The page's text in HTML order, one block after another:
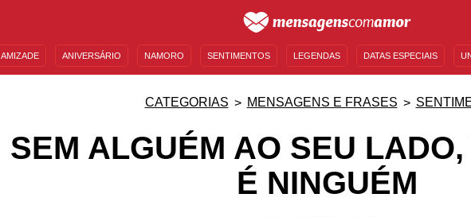
AMIZADE ANIVERSÁRIO NAMORO SENTIMENTOS LEGENDAS DATAS ESPECIAIS
CATEGORIAS MENSAGENS E FRASES
SEM ALGUÉM AO SEU
É NINGUÉM